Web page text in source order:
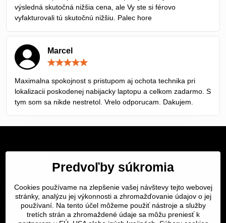
výsledná skutočná nižšia cena, ale Vy ste si férovo
vyfakturovali tú skutočnú nižšiu. Palec hore
Marcel
5
Maximalna spokojnost s pristupom aj ochota technika pri
lokalizacii poskodenej nabijacky laptopu a celkom zadarmo. S
tym som sa nikde nestretol. Vrelo odporucam. Dakujem.
Servis Bratislava
Servis Košice
Predvoľby súkromia
Cookies používame na zlepšenie vašej návštevy tejto webovej
stránky, analýzu jej výkonnosti a zhromažďovanie údajov o jej
používaní. Na tento účel môžeme použiť nástroje a služby
tretích strán a zhromaždené údaje sa môžu preniesť k